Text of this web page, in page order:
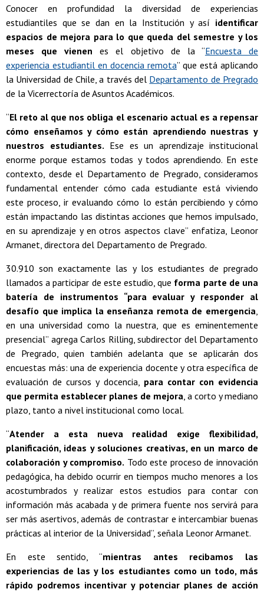
Conocer en profundidad la diversidad de experiencias
estudiantiles que se dan en la Institución y así identificar
espacios de mejora para lo que queda del semestre y los
meses que vienen es el objetivo de la “Encuesta de
experiencia estudiantil en docencia remota” que está aplicando
la Universidad de Chile, a través del Departamento de Pregrado
de la Vicerrectoría de Asuntos Académicos.
“El reto al que nos obliga el escenario actual es a repensar
cómo enseñamos y cómo están aprendiendo nuestras y
nuestros estudiantes. Ese es un aprendizaje institucional
enorme porque estamos todas y todos aprendiendo. En este
contexto, desde el Departamento de Pregrado, consideramos
fundamental entender cómo cada estudiante está viviendo
este proceso, ir evaluando cómo lo están percibiendo y cómo
están impactando las distintas acciones que hemos impulsado,
en su aprendizaje y en otros aspectos clave” enfatiza, Leonor
Armanet, directora del Departamento de Pregrado.
30.910 son exactamente las y los estudiantes de pregrado
llamados a participar de este estudio, que forma parte de una
batería de instrumentos “para evaluar y responder al
desafío que implica la enseñanza remota de emergencia
en una universidad como la nuestra, que es eminentemente
presencial” agrega Carlos Rilling, subdirector del Departamento
de Pregrado, quien también adelanta que se aplicarán dos
encuestas más: una de experiencia docente y otra específica de
evaluación de cursos y docencia, para contar con evidencia
que permita establecer planes de mejora , a corto y mediano
plazo, tanto a nivel institucional como local.
“Atender a esta nueva realidad exige flexibilidad,
planificación, ideas y soluciones creativas, en un marco de
colaboración y compromiso. Todo este proceso de innovación
pedagógica, ha debido ocurrir en tiempos mucho menores a los
acostumbrados y realizar estos estudios para contar con
información más acabada y de primera fuente nos servirá para
ser más asertivos, además de contrastar e intercambiar buenas
prácticas al interior de la Universidad”, señala Leonor Armanet.
En este sentido, “mientras antes recibamos las
experiencias de las y los estudiantes como un todo, más
rápido podremos incentivar y potenciar planes de acción